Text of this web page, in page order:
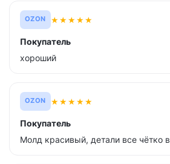
OZON ★★★★★
Покупатель
хороший
OZON ★★★★★
Покупатель
Молд красивый, детали все чётко